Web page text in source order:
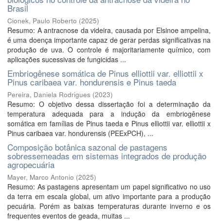
Brasil
Cionek, Paulo Roberto (2025)
Resumo: A antracnose da videira, causada por Elsinoe ampelina,
é uma doença importante capaz de gerar perdas significativas na
produção de uva. O controle é majoritariamente químico, com
aplicações sucessivas de fungicidas ...
Embriogênese somática de Pinus elliottii var. elliottii x
Pinus caribaea var. hondurensis e Pinus taeda
Pereira, Daniela Rodrigues (2023)
Resumo: O objetivo dessa dissertação foi a determinação da
temperatura adequada para a indução da embriogênese
somática em famílias de Pinus taeda e Pinus elliottii var. elliottii x
Pinus caribaea var. hondurensis (PEExPCH), ...
Composição botânica sazonal de pastagens
sobressemeadas em sistemas integrados de produção
agropecuária
Mayer, Marco Antonio (2025)
Resumo: As pastagens apresentam um papel significativo no uso
da terra em escala global, um ativo importante para a produção
pecuária. Porém as baixas temperaturas durante inverno e os
frequentes eventos de geada, muitas ...